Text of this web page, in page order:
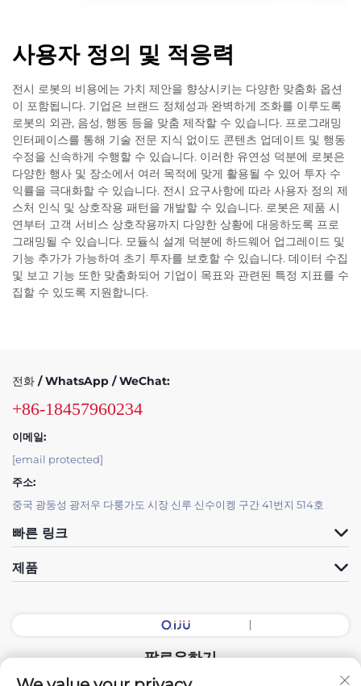
사용자 정의 및 적응력
전시 로봇의 비용에는 가치 제안을 향상시키는 다양한 맞춤화 옵션
이 포함됩니다. 기업은 브랜드 정체성과 완벽하게 조화를 이루도록
로봇의 외관, 음성, 행동 등을 맞춤 제작할 수 있습니다. 프로그래밍
인터페이스를 통해 기술 전문 지식 없이도 콘텐츠 업데이트 및 행동
수정을 신속하게 수행할 수 있습니다. 이러한 유연성 덕분에 로봇은
다양한 행사 및 장소에서 여러 목적에 맞게 활용될 수 있어 투자 수
익률을 극대화할 수 있습니다. 전시 요구사항에 따라 사용자 정의 제
스처 인식 및 상호작용 패턴을 개발할 수 있습니다. 로봇은 제품 시
연부터 고객 서비스 상호작용까지 다양한 상황에 대응하도록 프로
그래밍될 수 있습니다. 모듈식 설계 덕분에 하드웨어 업그레이드 및
기능 추가가 가능하여 초기 투자를 보호할 수 있습니다. 데이터 수집
및 보고 기능 또한 맞춤화되어 기업이 목표와 관련된 특정 지표를 수
집할 수 있도록 지원합니다.
전화 / WhatsApp / WeChat:
+86-18457960234
이메일:
[email protected]
주소:
중국 광둥성 광저우 다룽가도 시장 신루 신수이켕 구간 41번지 514호
빠른 링크
제품
팔로우하기